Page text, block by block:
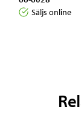
Säljs online